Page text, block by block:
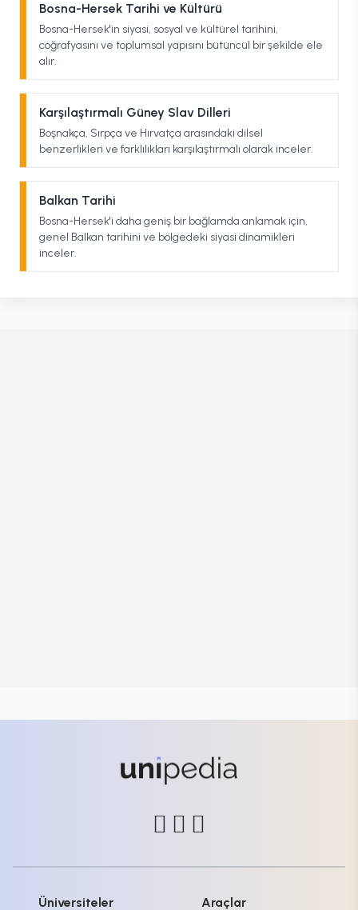
Bosna-Hersek Tarihi ve Kültürü
Bosna-Hersek'in siyasi, sosyal ve kültürel tarihini,
coğrafyasını ve toplumsal yapısını bütüncül bir şekilde ele
alır.
Karşılaştırmalı Güney Slav Dilleri
Boşnakça, Sırpça ve Hırvatça arasındaki dilsel
benzerlikleri ve farklılıkları karşılaştırmalı olarak inceler.
Balkan Tarihi
Bosna-Hersek'i daha geniş bir bağlamda anlamak için,
genel Balkan tarihini ve bölgedeki siyasi dinamikleri
inceler.
Üniversiteler Araçlar